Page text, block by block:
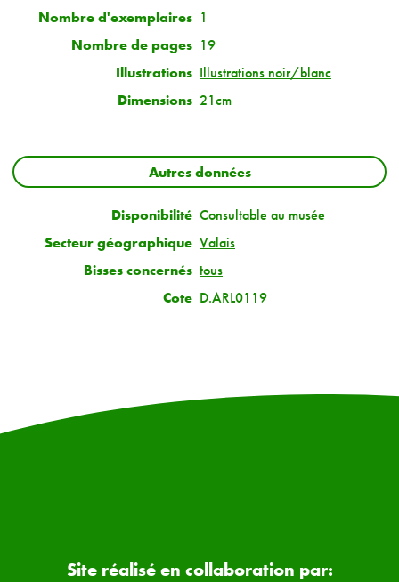
Nombre d'exemplaires 1
Nombre de pages 19
Illustrations Illustrations noir/blanc
Dimensions 21cm
Autres données
Disponibilité Consultable au musée
Secteur géographique Valais
Bisses concernés tous
Cote D.ARL0119
Site réalisé en collaboration par: